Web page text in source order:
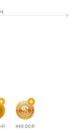
Р 449.00Р